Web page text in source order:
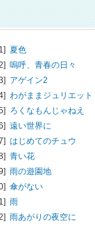
夏色
嗚呼、青春の日々
アゲイン2
わがままジュリエット
ろくなもんじゃねえ
遠い世界に
はじめてのチュウ
青い花
雨の遊園地
傘がない
雨
雨あがりの夜空に